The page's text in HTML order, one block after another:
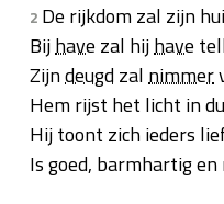
2 De rijkdom zal zijn
Bijhave zal hijhave
Zijndeugdzalnimmer
Hem rijst het licht in
Hij toont zich ieders
Is goed, barmhartig